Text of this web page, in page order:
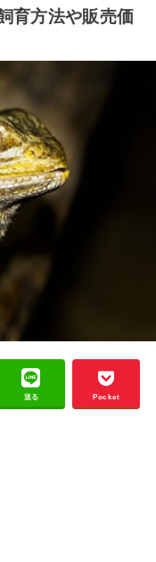
育方法や販売価
送る Pocket